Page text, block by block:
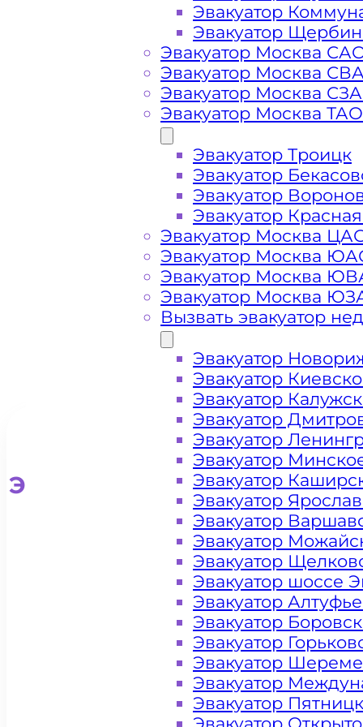
Стоимость
услуг
эвакуатора в
Зеленограде
Эвакуатор для легковых
Эвакуатор
Эвакуатор
Эвакуатор Москва
Эвакуатор Москва
Эвакуатор Москва
Эвакуатор Москва ТАО
Эвакуатор Троицк
Эвакуатор
Эвакуатор
Эвакуатор
Эвакуатор Москва
Эвакуатор Москва
Эвакуатор Москва
Эвакуатор Москва
Вызвать эвакуатор
Эвакуатор
Эвакуатор
Эвакуатор
Эвакуатор
Эвакуатор
Эвакуатор
Эвакуатор
Эвакуатор
Эвакуатор
Эвакуатор
Эвакуатор
Эвакуатор шоссе
Эвакуатор
Эвакуатор
Эвакуатор
Эвакуатор
Эвакуатор
Эвакуатор